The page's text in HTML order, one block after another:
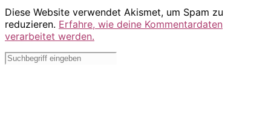
Diese Website verwendet Akismet, um Spam zu
reduzieren. Erfahre, wie deine Kommentardaten
verarbeitet werden.